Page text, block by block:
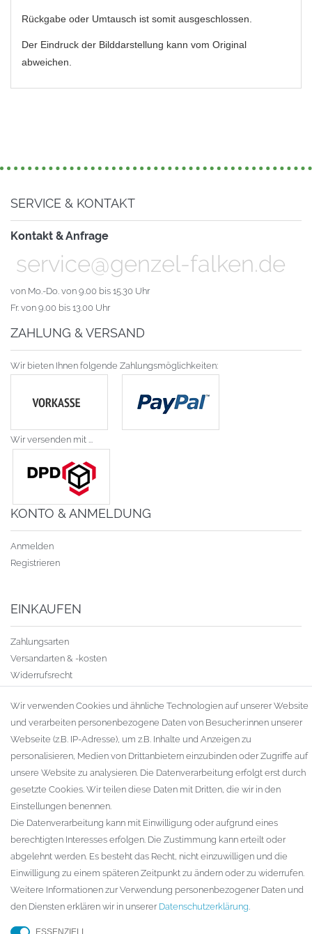
Rückgabe oder Umtausch ist somit ausgeschlossen.
Der Eindruck der Bilddarstellung kann vom Original
abweichen.
SERVICE & KONTAKT
Kontakt & Anfrage
service@genzel-falken.de
von Mo.-Do. von 9.00 bis 15.30 Uhr
Fr. von 9.00 bis 13.00 Uhr
ZAHLUNG & VERSAND
Wir bieten Ihnen folgende Zahlungsmöglichkeiten:
Wir versenden mit ...
KONTO & ANMELDUNG
Anmelden
Registrieren
EINKAUFEN
Zahlungsarten
Versandarten & -kosten
Widerrufsrecht
Zur Kasse
Gewerbekunden
KAUFVERTRAG WIDERRUFEN
UNTERNEHMEN
Kontakt
Datenschutzerklärung
AGB
Impressum
© Copyright 2026 ARTECH GmbH. Alle Rechte vorbehalten.
Wir verwenden Cookies und ähnliche Technologien auf unserer Website
und verarbeiten personenbezogene Daten von Besucher:innen unserer
Webseite (z.B. IP-Adresse), um z.B. Inhalte und Anzeigen zu
personalisieren, Medien von Drittanbietern einzubinden oder Zugriffe auf
unsere Website zu analysieren. Die Datenverarbeitung erfolgt erst durch
gesetzte Cookies. Wir teilen diese Daten mit Dritten, die wir in den
Einstellungen benennen.
Die Datenverarbeitung kann mit Einwilligung oder aufgrund eines
berechtigten Interesses erfolgen. Die Zustimmung kann erteilt oder
abgelehnt werden. Es besteht das Recht, nicht einzuwilligen und die
Einwilligung zu einem späteren Zeitpunkt zu ändern oder zu widerrufen.
Weitere Informationen zur Verwendung personenbezogener Daten und
den Diensten erklären wir in unserer Daten­schutz­erklärung.
ESSENZIELL